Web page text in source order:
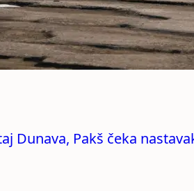
Dunava, Pakš čeka